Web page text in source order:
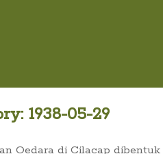
1938-05-29
Oedara di Cilacap